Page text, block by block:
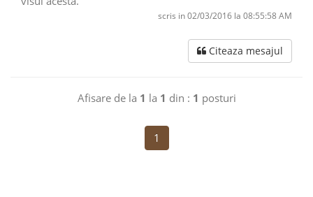
scris in 02/03/2016 la 08:55:58 AM
Citeaza mesajul
Afisare de la 1 la 1 din : 1 posturi
1